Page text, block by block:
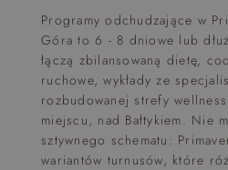
Programy odchudzające w
Góra to 6 - 8 dniowe lub
łączą zbilansowaną dietę,
ruchowe, wykłady ze
rozbudowanej strefy
miejscu, nad Bałtykiem. Nie
sztywnego schematu:
wariantów turnusów, które